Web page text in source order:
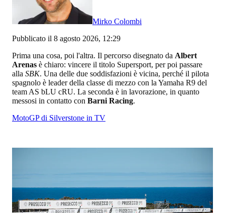
Mirko Colombi
Pubblicato il 8 agosto 2026, 12:29
Prima una cosa, poi l'altra. Il percorso disegnato da Albert
Arenas è chiaro: vincere il titolo Supersport, per poi passare
alla SBK. Una delle due soddisfazioni è vicina, perché il pilota
spagnolo è leader della classe di mezzo con la Yamaha R9 del
team AS bLU cRU. La seconda è in lavorazione, in quanto
messosi in contatto con Barni Racing.
MotoGP di Silverstone in TV